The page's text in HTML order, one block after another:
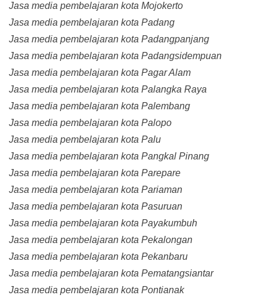
Jasa media pembelajaran kota Mojokerto
Jasa media pembelajaran kota Padang
Jasa media pembelajaran kota Padangpanjang
Jasa media pembelajaran kota Padangsidempuan
Jasa media pembelajaran kota Pagar Alam
Jasa media pembelajaran kota Palangka Raya
Jasa media pembelajaran kota Palembang
Jasa media pembelajaran kota Palopo
Jasa media pembelajaran kota Palu
Jasa media pembelajaran kota Pangkal Pinang
Jasa media pembelajaran kota Parepare
Jasa media pembelajaran kota Pariaman
Jasa media pembelajaran kota Pasuruan
Jasa media pembelajaran kota Payakumbuh
Jasa media pembelajaran kota Pekalongan
Jasa media pembelajaran kota Pekanbaru
Jasa media pembelajaran kota Pematangsiantar
Jasa media pembelajaran kota Pontianak